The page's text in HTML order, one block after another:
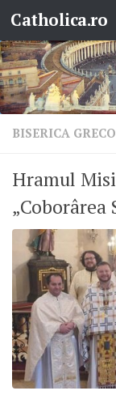
Skip to content
Catholica.ro
BISERICA
Hramul